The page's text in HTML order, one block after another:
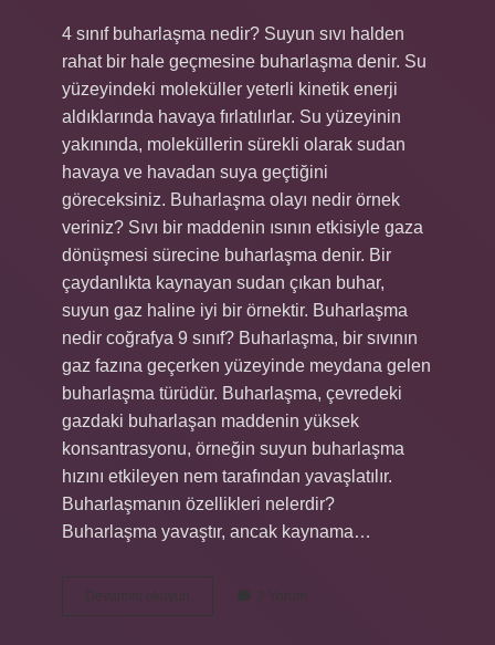
4 sınıf buharlaşma nedir? Suyun sıvı halden
rahat bir hale geçmesine buharlaşma denir. Su
yüzeyindeki moleküller yeterli kinetik enerji
aldıklarında havaya fırlatılırlar. Su yüzeyinin
yakınında, moleküllerin sürekli olarak sudan
havaya ve havadan suya geçtiğini
göreceksiniz. Buharlaşma olayı nedir örnek
veriniz? Sıvı bir maddenin ısının etkisiyle gaza
dönüşmesi sürecine buharlaşma denir. Bir
çaydanlıkta kaynayan sudan çıkan buhar,
suyun gaz haline iyi bir örnektir. Buharlaşma
nedir coğrafya 9 sınıf? Buharlaşma, bir sıvının
gaz fazına geçerken yüzeyinde meydana gelen
buharlaşma türüdür. Buharlaşma, çevredeki
gazdaki buharlaşan maddenin yüksek
konsantrasyonu, örneğin suyun buharlaşma
hızını etkileyen nem tarafından yavaşlatılır.
Buharlaşmanın özellikleri nelerdir?
Buharlaşma yavaştır, ancak kaynama…
Devamını okuyun
Buharlaşma
Türleri
2 Yorum